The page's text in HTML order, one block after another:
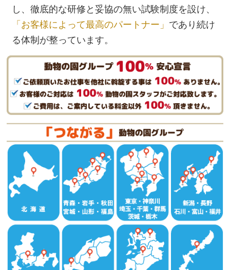
し、徹底的な研修と妥協の無い試験制度を設け、
「お客様によって最高のパートナー」 であり続け
る体制が整っています。